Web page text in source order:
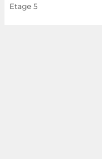
Etage 5